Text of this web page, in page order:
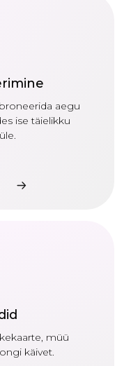
aegu
ise täielikku
müü
käivet.